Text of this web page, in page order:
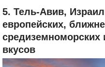
с тающей во рту